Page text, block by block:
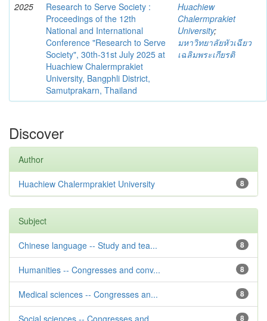
2025
Research to Serve Society :
Proceedings of the 12th
National and International
Conference "Research to Serve
Society", 30th-31st July 2025 at
Huachiew Chalermprakiet
University, Bangphli District,
Samutprakarn, Thailand
Huachiew
Chalermprakiet
University;
มหาวิทยาลัยหัวเฉียว
เฉลิมพระเกียรติ
Discover
Author
8
Huachiew Chalermprakiet University
Subject
8
Chinese language -- Study and tea...
8
Humanities -- Congresses and conv...
8
Medical sciences -- Congresses an...
8
Social sciences -- Congresses and...